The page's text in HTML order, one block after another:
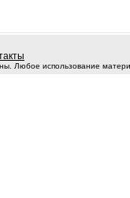
Любое использование